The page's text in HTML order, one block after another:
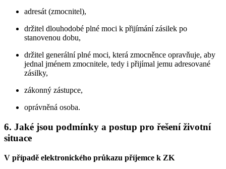
adresát (zmocnitel),
držitel dlouhodobé plné moci k přijímání zásilek po
stanovenou dobu,
držitel generální plné moci, která zmocněnce opravňuje, aby
jednal jménem zmocnitele, tedy i přijímal jemu adresované
zásilky,
zákonný zástupce,
oprávněná osoba.
6. Jaké jsou podmínky a postup pro řešení životní
situace
V případě elektronického průkazu příjemce k ZK